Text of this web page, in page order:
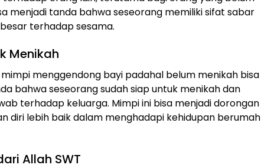
menjadi tanda bahwa seseorang memiliki sifat sabar
terhadap sesama.
Menikah
menggendong bayi padahal belum menikah bisa
bahwa seseorang sudah siap untuk menikah dan
terhadap keluarga. Mimpi ini bisa menjadi dorongan
diri lebih baik dalam menghadapi kehidupan berumah
Allah SWT